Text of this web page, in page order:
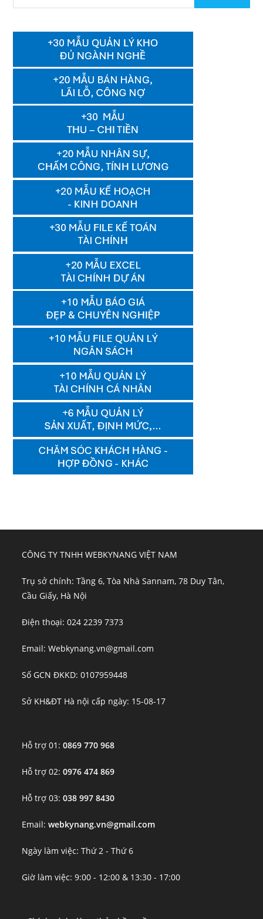
CÔNG TY TNHH WEBKYNANG VIỆT NAM
Trụ sở chính: Tầng 6, Tòa Nhà Sannam, 78 Duy Tân,
Cầu Giấy, Hà Nội
Điện thoại: 024 2239 7373
Email: Webkynang.vn@gmail.com
Số GCN ĐKKD: 0107959448
Sở KH&ĐT Hà nội cấp ngày: 15-08-17
Hỗ trợ 01:0869 770 968
Hỗ trợ 02:0976 474 869
Hỗ trợ 03:038 997 8430
Email:webkynang.vn@gmail.com
Ngày làm việc: Thứ 2 - Thứ 6
Giờ làm việc: 9:00 - 12:00 & 13:30 - 17:00